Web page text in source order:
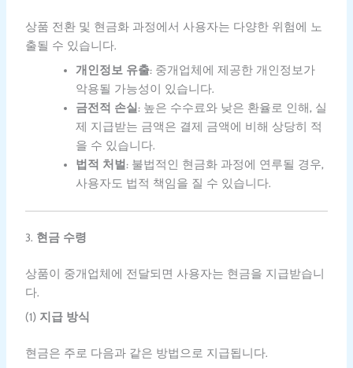
상품 전환 및 현금화 과정에서 사용자는 다양한 위험에 노
출될 수 있습니다.
개인정보 유출: 중개업체에 제공한 개인정보가
악용될 가능성이 있습니다.
금전적 손실: 높은 수수료와 낮은 환율로 인해, 실
제 지급받는 금액은 결제 금액에 비해 상당히 적
을 수 있습니다.
법적 처벌: 불법적인 현금화 과정에 연루될 경우,
사용자도 법적 책임을 질 수 있습니다.
3. 현금 수령
상품이 중개업체에 전달되면 사용자는 현금을 지급받습니
다.
(1) 지급 방식
현금은 주로 다음과 같은 방법으로 지급됩니다.